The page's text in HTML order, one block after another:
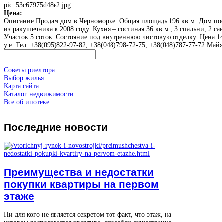
pic_53c67975d48e2.jpg
Цена:
Описание Продам дом в Черноморке. Общая площадь 196 кв.м. Дом
из ракушечника в 2008 году. Кухня – гостиная 36 кв.м., 3 спальни, 2
Участок 5 соток. Состояние под внутреннюю чистовую отделку. Цена
у.е. Тел. +38(095)822-97-82, +38(048)798-72-75, +38(048)787-77-72 Майя
Советы риелтора
Выбор жилья
Карта сайта
Каталог недвижимости
Все об ипотеке
Последние новости
Преимущества и недостатки
покупки квартиры на первом
этаже
Ни для кого не является секретом тот факт, что этаж, на